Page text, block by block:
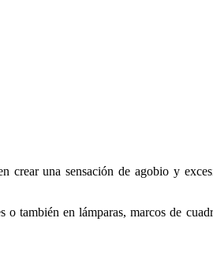
crear una sensación de agobio y
también en lámparas, marcos de